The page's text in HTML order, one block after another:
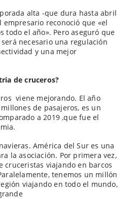
alta -que dura hasta abril
empresario reconoció que «el
todo el año». Pero aseguró que
necesario una regulación
y una mejor
de cruceros?
viene mejorando. El año
de pasajeros, es un
a 2019 ,que fue el
América del Sur es una
la asociación. Por primera vez,
cruceristas viajando en barcos
tenemos un millón
viajando en todo el mundo,